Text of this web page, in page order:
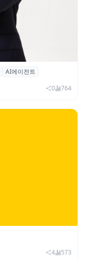
이창헌 영입…
격화
AI에이전트
0 764
985억·영업
4 573